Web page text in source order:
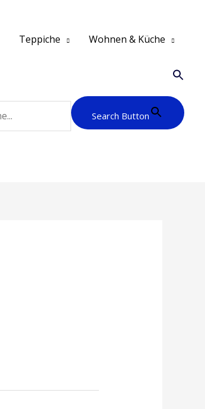
Teppiche Wohnen & Küche
Search Button